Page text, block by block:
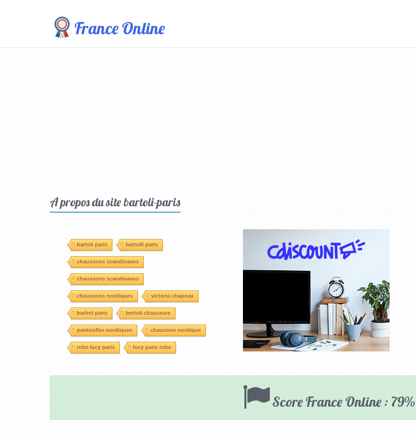
France Online
A propos du site bartoli-paris
bartoli paris bartolli paris
chaussons scandinaves
chaussons scandinaves
chaussons nordiques victoria chapeau
barloti paris bertoli chaussure
pantoufles nordiques chausson nordique
robe lucy paris lucy paris robe
Score France Online : 79%